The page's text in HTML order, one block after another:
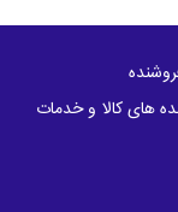
تولید کننده های کالا و خدمات